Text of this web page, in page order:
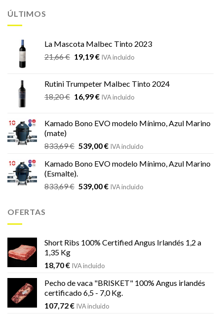
ÚLTIMOS
La Mascota Malbec Tinto 2023
21,66€ El
era:
21,66 €.
19,19€El
es:
19,19 €.
IVA incluido
Rutini Trumpeter Malbec Tinto 2024
18,20€ El
era:
16,99€El
es:
IVA incluido
Kamado Bono EVO modelo Mínimo, Azul Marino
(mate)
833,69€ El
original
era:
833,69 €.
539,00€El
actual
539,00 €.
IVA incluido
Kamado Bono EVO modelo Mínimo, Azul Marino
(Esmalte).
833,69€ El
539,00€ElIVA incluido
OFERTAS
Short Ribs 100% Certified Angus Irlandés 1,2 a
1,35 Kg
18,70€ IVA incluido
Pecho de vaca "BRISKET" 100% Angus irlandés
certificado 6,5 - 7,0 Kg.
107,72€ IVA incluido